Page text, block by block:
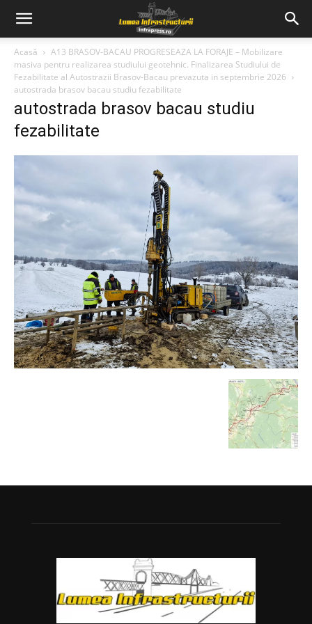
Acasă
A13 BRASOV-BACAU PROGRESEAZA LA FORAJE – Mobilizare
masiva pentru realizarea studiului geotehnic. Finalizarea Studiului de
Fezabilitate al Autostrazii Brasov-Bacau prevazuta in septembrie 2026
autostrada brasov bacau studiu fezabilitate
autostrada brasov bacau studiu
fezabilitate